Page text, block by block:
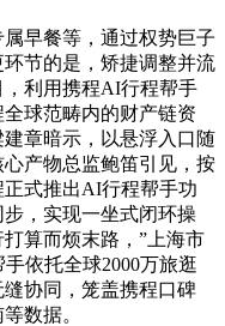
早餐等，通过权势巨子
节的是，矫捷调整并流
利用携程AI行程帮手
球范畴内的财产链资
章暗示，以悬浮入口随
产物总监鲍笛引见，按
式推出AI行程帮手功
，实现一坐式闭环操
算而烦末路，”上海市
依托全球2000万旅逛
协同，笼盖携程口碑
数据。